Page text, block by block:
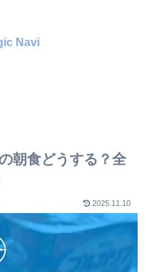
Navi
朝食どうする？全
2025.11.10